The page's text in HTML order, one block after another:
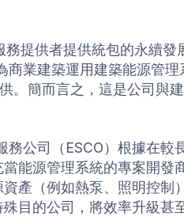
提供者提供統包的永續發
業建築運用建築能源管
。簡而言之，這是公司與
公司（ESCO）根據在較
能源管理系統的專案開發
產（例如熱泵、照明控制
目的公司，將效率升級甚